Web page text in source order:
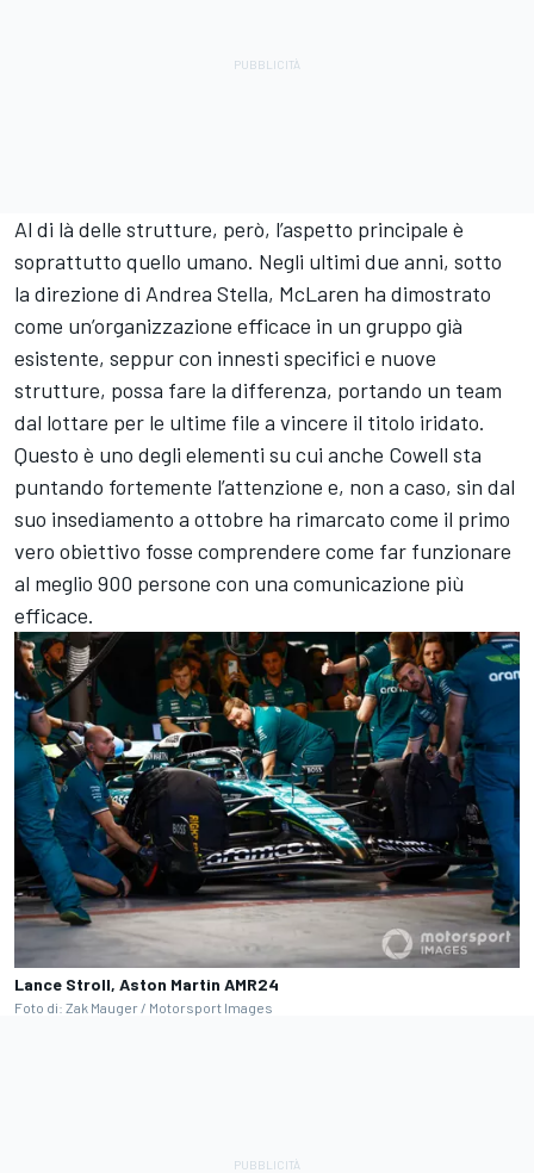
Al di là delle strutture, però, l’aspetto principale è
soprattutto quello umano. Negli ultimi due anni, sotto
la direzione di Andrea Stella, McLaren ha dimostrato
come un’organizzazione efficace in un gruppo già
esistente, seppur con innesti specifici e nuove
strutture, possa fare la differenza, portando un team
dal lottare per le ultime file a vincere il titolo iridato.
Questo è uno degli elementi su cui anche Cowell sta
puntando fortemente l’attenzione e, non a caso, sin dal
suo insediamento a ottobre ha rimarcato come il primo
vero obiettivo fosse comprendere come far funzionare
al meglio 900 persone con una comunicazione più
efficace.
Lance Stroll, Aston Martin AMR24
Foto di: Zak Mauger / Motorsport Images